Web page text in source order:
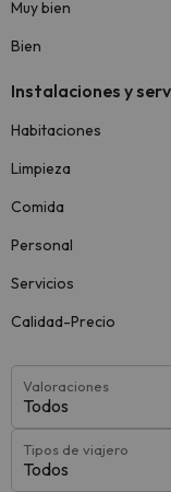
Valoraciones
Todos
Tipos de viajero
Todos